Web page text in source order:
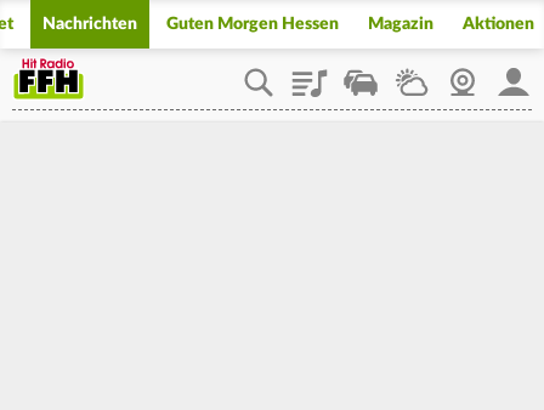
Nachrichten Guten Morgen Hessen Magazin Aktionen
PlaylistStaupilotWetterWebcam